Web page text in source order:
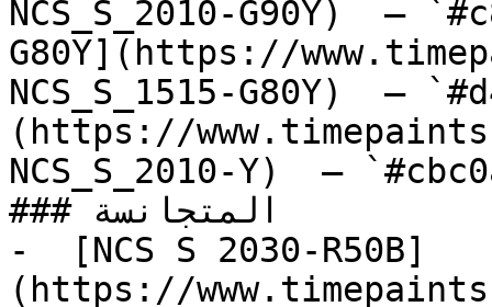
NCS_S_2010-G90Y)  —
G80Y](https://
NCS_S_1515-G80Y)  —
(https://
NCS_S_2010-Y)  —
### المتجانسة
-  [NCS S 2030-R50B]
(https://